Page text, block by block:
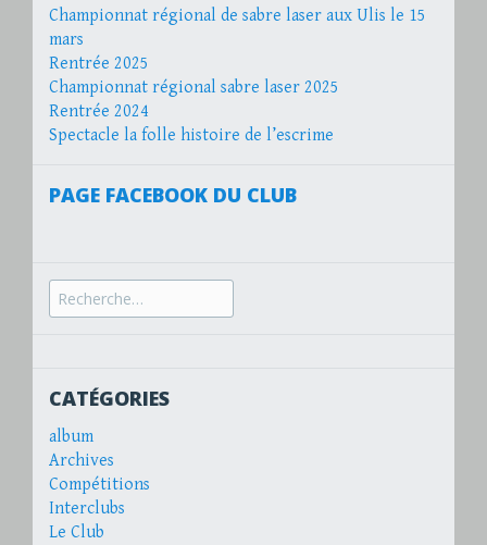
Championnat régional de sabre laser aux Ulis le 15
mars
Rentrée 2025
Championnat régional sabre laser 2025
Rentrée 2024
Spectacle la folle histoire de l’escrime
PAGE FACEBOOK DU CLUB
Recherche
pour :
CATÉGORIES
album
Archives
Compétitions
Interclubs
Le Club